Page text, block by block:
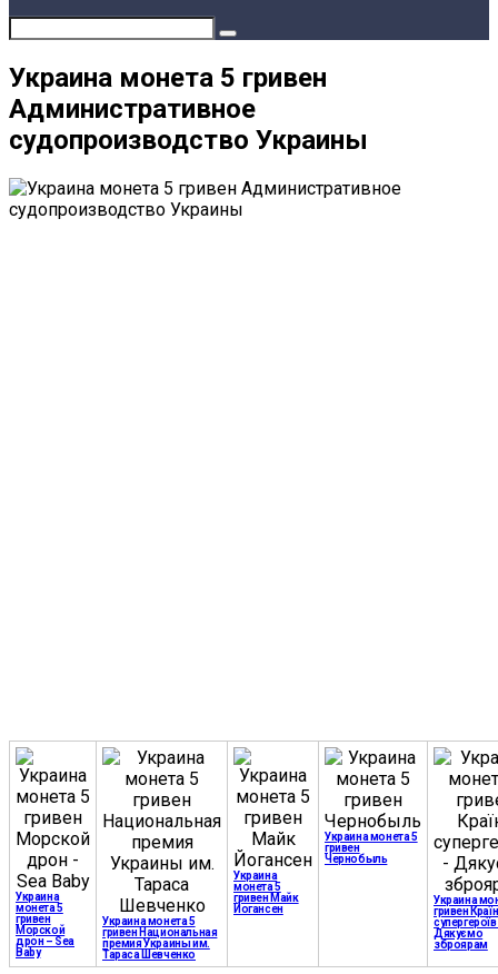
Украина монета 5 гривен
Административное
судопроизводство Украины
Украина
монета 5
гривен
Морской
дрон – Sea
Baby
Украина монета 5
гривен Национальная
премия Украины им.
Тараса Шевченко
Украина
монета 5
гривен Майк
Йогансен
Украина монета 5
гривен
Чернобыль
Украина
гривен
Дякуємо
зброярам